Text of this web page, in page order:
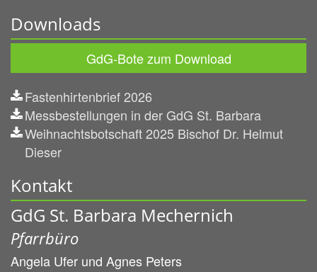
Downloads
GdG-Bote zum Download
Fastenhirtenbrief 2026
Messbestellungen in der GdG St. Barbara
Weihnachtsbotschaft 2025 Bischof Dr. Helmut
Dieser
Kontakt
GdG St. Barbara Mechernich
Pfarrbüro
Angela Ufer und Agnes Peters